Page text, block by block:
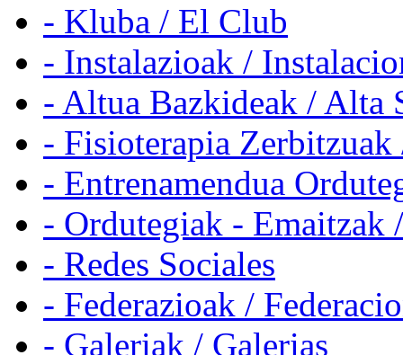
- Kluba / El Club
- Instalazioak /
- Altua Bazkideak / Alta
- Fisioterapia
- Entrenamendua
- Ordutegiak - Emaitzak
- Redes Sociales
- Federazioak /
- Galeriak / Galerias